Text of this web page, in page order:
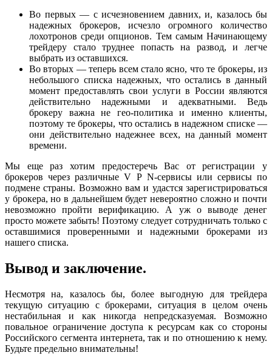
Во первых — с исчезновением давних, и, казалось бы
надежных брокеров, исчезло огромного количество
лохотронов среди опционов. Тем самым Начинающему
трейдеру стало труднее попасть на развод, и легче
выбрать из оставшихся.
Во вторых — теперь всем стало ясно, что те брокеры, из
небольшого списка надежных, что остались в данный
момент предоставлять свои услуги в России являются
действительно надежными и адекватными. Ведь
брокеру важна не гео-политика и именно клиенты,
поэтому те брокеры, что остались в надежном списке —
они действительно надежнее всех, на данный момент
времени.
Мы еще раз хотим предостеречь Вас от регистрации у
брокеров через различные V Р N-сервисы или сервисы по
подмене страны. Возможно вам и удастся зарегистрироваться
у брокера, но в дальнейшем будет невероятно сложно и почти
невозможно пройти верификацию. А уж о выводе денег
просто можете забыть! Поэтому следует сотрудничать только с
оставшимися проверенными и надежными брокерами из
нашего списка.
Вывод и заключение.
Несмотря на, казалось бы, более выгодную для трейдера
текущую ситуацию с брокерами, ситуация в целом очень
нестабильная и как никогда непредсказуемая. Возможно
повальное ограничение доступа к ресурсам как со стороны
Российского сегмента интернета, так и по отношению к нему.
Будьте предельно внимательны!